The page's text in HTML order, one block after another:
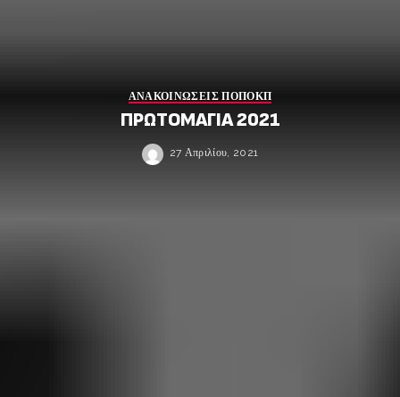
ΑΝΑΚΟΙΝΩΣΕΙΣ ΠΟΠΟΚΠ
ΠΡΩΤΟΜΑΓΙΑ 2021
27 Απριλίου, 2021